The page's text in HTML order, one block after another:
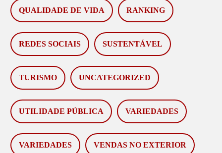
QUALIDADE DE VIDA RANKING
REDES SOCIAIS SUSTENTÁVEL
TURISMO UNCATEGORIZED
UTILIDADE PÚBLICA VARIEDADES
VARIEDADES VENDAS NO EXTERIOR